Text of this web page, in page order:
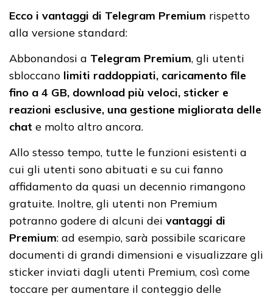
Ecco i vantaggi di Telegram Premium rispetto
alla versione standard:
Abbonandosi a Telegram Premium, gli utenti
sbloccano limiti raddoppiati, caricamento file
fino a 4 GB, download più veloci, sticker e
reazioni esclusive, una gestione migliorata delle
chat e molto altro ancora.
Allo stesso tempo, tutte le funzioni esistenti a
cui gli utenti sono abituati e su cui fanno
affidamento da quasi un decennio rimangono
gratuite. Inoltre, gli utenti non Premium
potranno godere di alcuni dei vantaggi di
Premium: ad esempio, sarà possibile scaricare
documenti di grandi dimensioni e visualizzare gli
sticker inviati dagli utenti Premium, così come
toccare per aumentare il conteggio delle